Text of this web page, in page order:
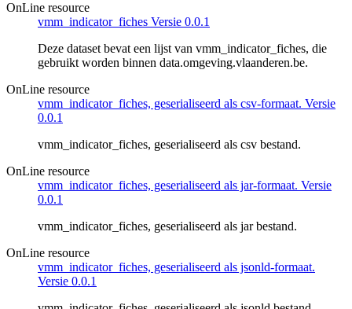
OnLine resource
vmm_indicator_fiches Versie 0.0.1
Deze dataset bevat een lijst van vmm_indicator_fiches, die
gebruikt worden binnen data.omgeving.vlaanderen.be.
OnLine resource
vmm_indicator_fiches, geserialiseerd als csv-formaat. Versie
0.0.1
vmm_indicator_fiches, geserialiseerd als csv bestand.
OnLine resource
vmm_indicator_fiches, geserialiseerd als jar-formaat. Versie
0.0.1
vmm_indicator_fiches, geserialiseerd als jar bestand.
OnLine resource
vmm_indicator_fiches, geserialiseerd als jsonld-formaat.
Versie 0.0.1